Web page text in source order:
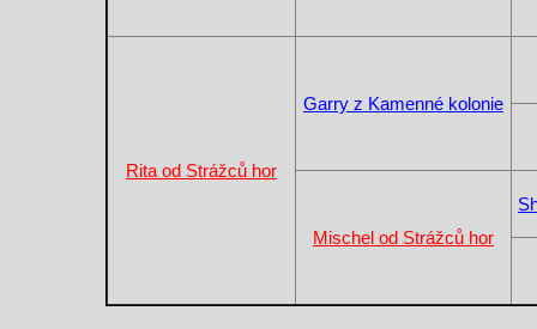
Rita od Strážců hor
Garry z Kamenné kolonie
Mischel od Strážců hor